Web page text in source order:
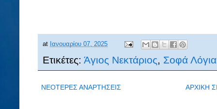
at Ιανουαρίου 07, 2025
Ετικέτες: Άγιος Νεκτάριος Σοφά Λόγια
ΝΕΟΤΕΡΕΣ ΑΝΑΡΤΗΣΕΙΣ ΑΡΧΙΚΗ